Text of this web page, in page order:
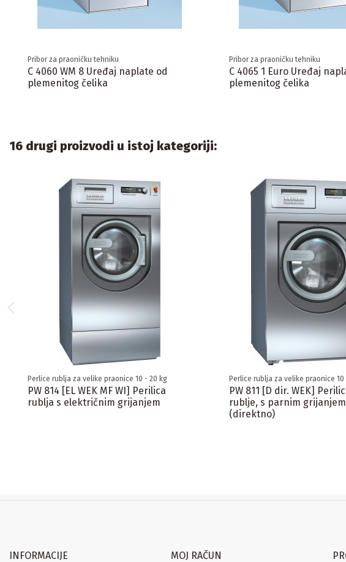
Pribor za praoničku tehniku
C 4060 WM 8 Uređaj naplate od
plemenitog čelika
Pribor za praoničku tehniku
C 4065 1 Euro Uređaj
plemenitog čelika
16 drugi proizvodi u istoj kategoriji:
Perlice rublja za velike praonice 10 - 20 kg
PW 814 [EL WEK MF WI] Perilica
rublja s električnim grijanjem
Perlice rublja za velike praonice 10
PW 811 [D dir. WEK]
rublje, s parnim grijanjem
(direktno)
INFORMACIJE MOJ RAČUN